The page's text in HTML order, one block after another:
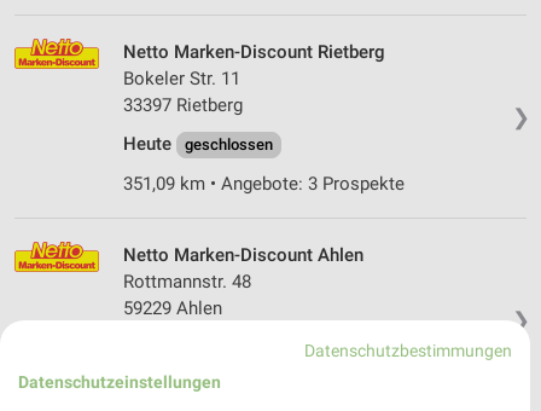
❯
Netto Marken-Discount Rietberg
Bokeler Str. 11
33397 Rietberg
Heute
geschlossen
351,09 km • Angebote: 3 Prospekte
❯
Netto Marken-Discount Ahlen
Rottmannstr. 48
59229 Ahlen
384,60 km • Angebote: 3 Prospekte
Datenschutzbestimmungen
Datenschutzeinstellungen